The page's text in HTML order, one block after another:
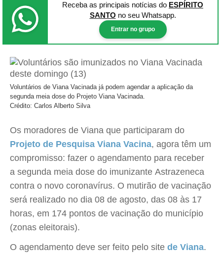
Receba as principais notícias do ESPÍRITO
SANTO no seu Whatsapp.
Entrar no grupo
Voluntários de Viana Vacinada já podem agendar a aplicação da
segunda meia dose do Projeto Viana Vacinada.
Crédito: Carlos Alberto Silva
Os moradores de Viana que participaram do
Projeto de Pesquisa Viana Vacina, agora têm um
compromisso: fazer o agendamento para receber
a segunda meia dose do imunizante Astrazeneca
contra o novo coronavírus. O mutirão de vacinação
será realizado no dia 08 de agosto, das 08 às 17
horas, em 174 pontos de vacinação do município
(zonas eleitorais).
O agendamento deve ser feito pelo site de Viana.